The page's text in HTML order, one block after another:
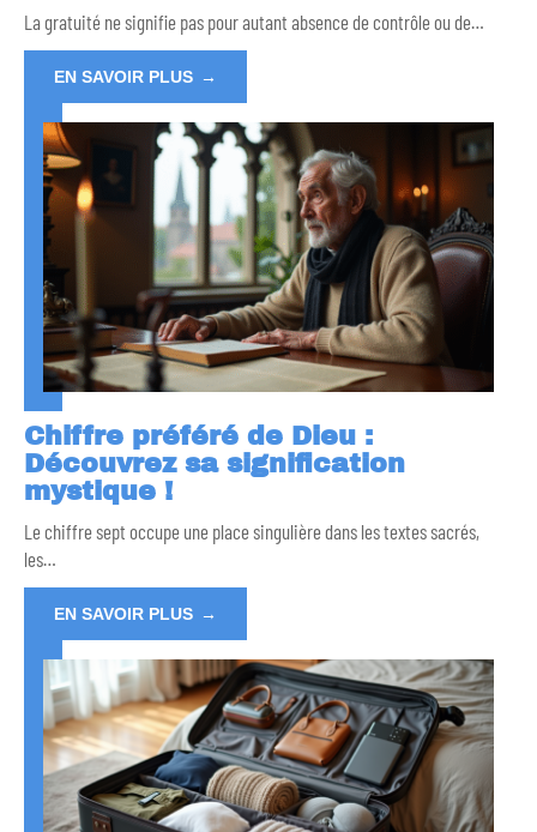
La gratuité ne signifie pas pour autant absence de contrôle ou de…
EN SAVOIR PLUS
Chiffre préféré de Dieu :
Découvrez sa signification
mystique !
Le chiffre sept occupe une place singulière dans les textes sacrés,
les…
EN SAVOIR PLUS